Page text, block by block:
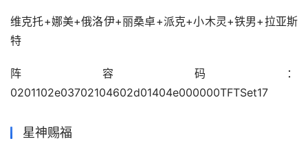
维克托+娜美+俄洛伊+丽桑卓+派克+小木灵+铁男+拉亚斯
特
阵容码：
0201102e03702104602d01404e000000TFTSet17
星神赐福